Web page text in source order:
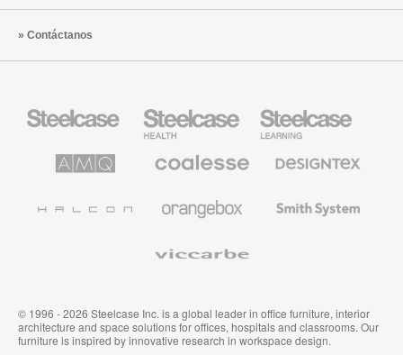
Contáctanos
Steelcase
para
sanidad
Steelcase
para
educación
Steelcase
Solutions
premium
System
© 1996 - 2026 Steelcase Inc. is a global leader in office furniture, interior
architecture and space solutions for offices, hospitals and classrooms. Our
furniture is inspired by innovative research in workspace design.